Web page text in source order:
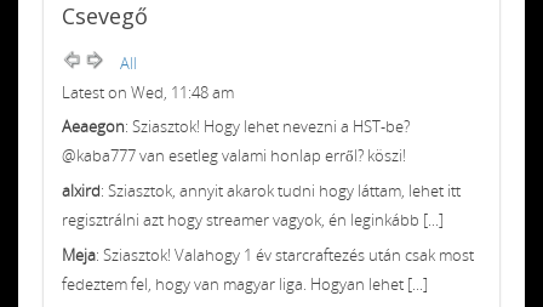
Csevegő
All
Latest on Wed, 11:48 am
Aeaegon: Sziasztok! Hogy lehet nevezni a HST-be?
@kaba777 van esetleg valami honlap erről? köszi!
alxird: Sziasztok, annyit akarok tudni hogy láttam, lehet itt
regisztrálni azt hogy streamer vagyok, én leginkább [...]
Meja: Sziasztok! Valahogy 1 év starcraftezés után csak most
fedeztem fel, hogy van magyar liga. Hogyan lehet [...]